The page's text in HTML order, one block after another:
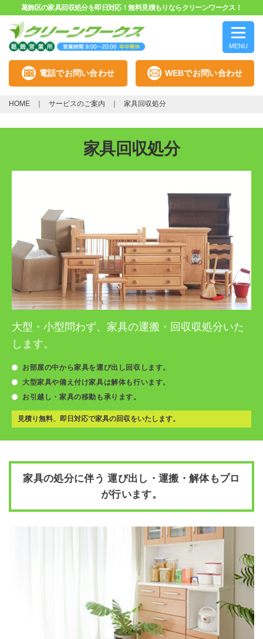
葛飾区の家具回収処分を即日対応！無料見積もりならクリーンワークス！
MENU
電話でお問い合わせ WEBでお問い合わせ
HOME サービスのご案内 家具回収処分
家具回収処分
大型・小型問わず、家具の運搬・回収収処分いた
します。
お部屋の中から家具を運び出し回収します。
大型家具や備え付け家具は解体も行います。
お引越し・家具の移動も承ります。
見積り無料、即日対応で家具の回収をいたします。
家具の処分に伴う 運び出し・運搬・解体もプロ
が行います。